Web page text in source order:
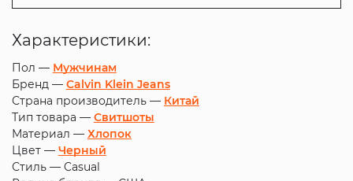
Характеристики:
Пол — Мужчинам
Бренд — Calvin Klein Jeans
Страна производитель — Китай
Тип товара — Свитшоты
Материал — Хлопок
Цвет — Черный
Стиль — Casual